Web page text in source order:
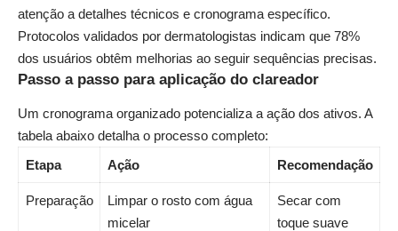
atenção a detalhes técnicos e cronograma específico.
Protocolos validados por dermatologistas indicam que 78%
dos usuários obtêm melhorias ao seguir sequências precisas.
Passo a passo para aplicação do clareador
Um cronograma organizado potencializa a ação dos ativos. A
tabela abaixo detalha o processo completo:
Etapa
Ação Recomendação
Preparação
Limpar o rosto com água
micelar
Secar com
toque suave